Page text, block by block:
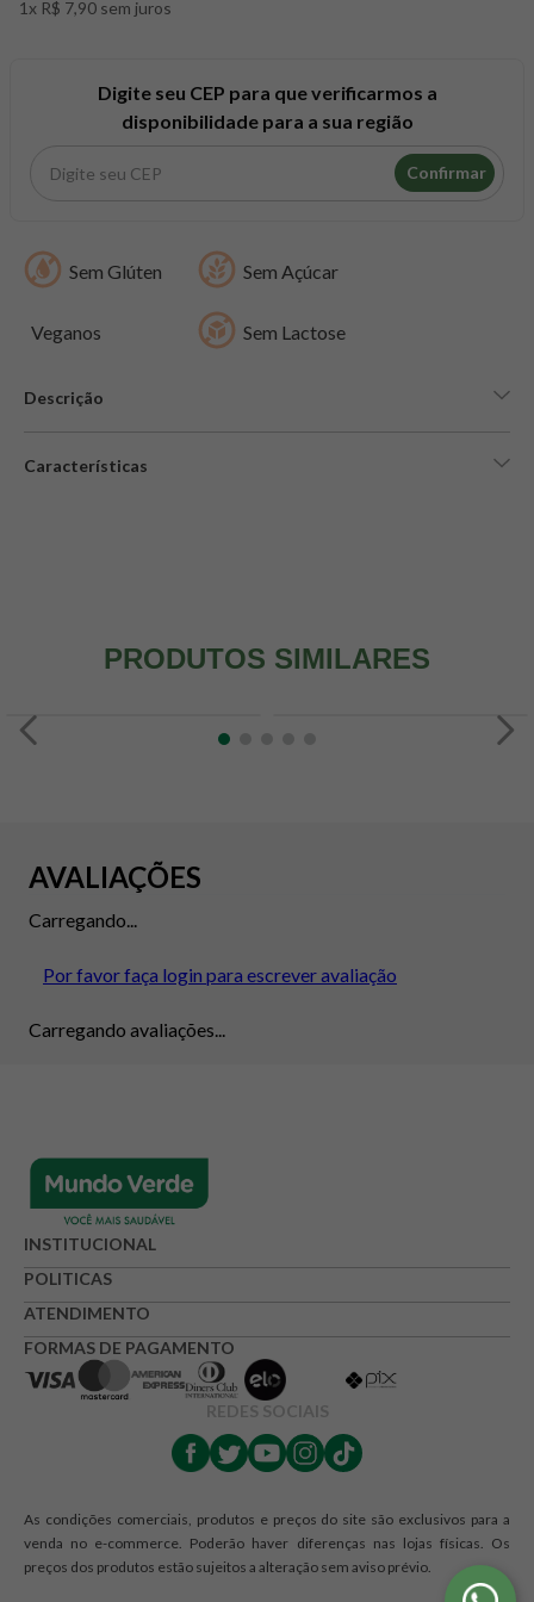
1x R$ 7,90 sem juros
Digite seu CEP para que verificarmos a
disponibilidade para a sua região
Confirmar
Sem Glúten Sem Açúcar
Veganos Sem Lactose
Descrição
Características
PRODUTOS SIMILARES
AVALIAÇÕES
Carregando...
Por favor faça login para escrever avaliação
Carregando avaliações...
INSTITUCIONAL
POLITICAS
ATENDIMENTO
FORMAS DE PAGAMENTO
REDES SOCIAIS
As condições comerciais, produtos e preços do site são exclusivos para a
venda no e-commerce. Poderão haver diferenças nas lojas físicas. Os
preços dos produtos estão sujeitos a alteração sem aviso prévio.
8º snack proteico mundo verde
creatina mundo verde